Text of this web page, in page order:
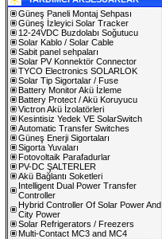
Güneş Paneli Montaj Sehpası
Güneş İzleyici Solar Tracker
12-24VDC Buzdolabı Soğutucu
Solar Kablo / Solar Cable
Sabit panel sehpaları
Solar PV Konnektör Connector
TYCO Electronics SOLARLOK
Solar Tip Sigortalar / Fuse
Battery Monitor Akü İzleme
Battery Protect / Akü Koruyucu
Victron Akü İzolatörleri
Kesintisiz Yedek VE SolarSwitch
Automatic Transfer Switches
Güneş Enerji Sigortaları
Sigorta Yuvaları
Fotovoltaik Parafadurlar
PV-DC ŞALTERLER
Akü Bağlantı Soketleri
Intelligent Dual Power Transfer
Controller
Hybrid Controller Of Solar Power And
City Power
Solar Refrigerators / Freezers
Multi-Contact MC3 and MC4